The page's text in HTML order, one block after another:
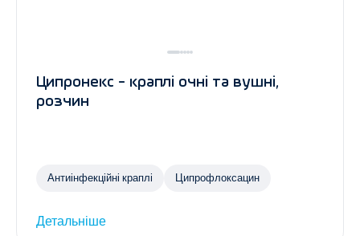
Ципронекс - краплі очні та вушні,
розчин
Антиінфекційні краплі Ципрофлоксацин
Детальніше